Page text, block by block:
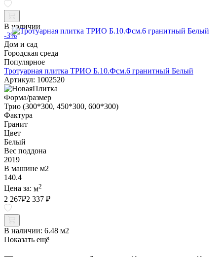
В наличии
-3%
Дом и сад
Городская среда
Популярное
Тротуарная плитка ТРИО Б.10.Фсм.6 гранитный Белый
Артикул: 1002520
Форма/размер
Трио (300*300, 450*300, 600*300)
Фактура
Гранит
Цвет
Белый
Вес поддона
2019
В машине м2
140.4
Цена за: м2
2 267₽2 337 ₽
В наличии: 6.48 м2
Показать ещё